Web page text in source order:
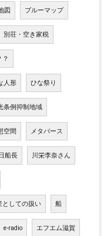
図 ブルーマップ
別荘・空き家税
人形 ひな祭り
条例抑制地域
空間 メタバース
船長 川栄李奈さん
としての扱い 船
e-radio エフエム滋賀